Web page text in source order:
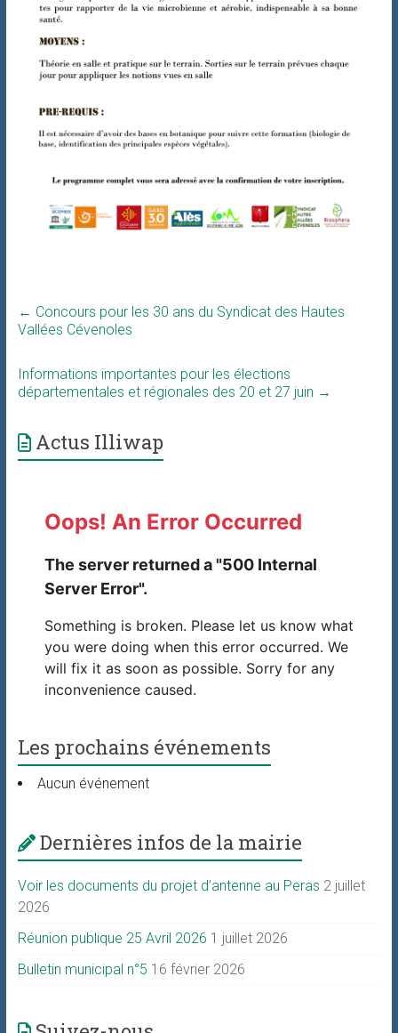
← Concours pour les 30 ans du Syndicat des Hautes
Vallées Cévenoles
Informations importantes pour les élections
départementales et régionales des 20 et 27 juin →
Actus Illiwap
Les prochains événements
Aucun événement
Dernières infos de la mairie
Voir les documents du projet d’antenne au Peras 2 juillet
2026
Réunion publique 25 Avril 2026 1 juillet 2026
Bulletin municipal n°5 16 février 2026